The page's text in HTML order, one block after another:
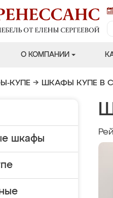
О КОМПАНИИ
КУПЕ → ШКАФЫ КУПЕ В
шкафы